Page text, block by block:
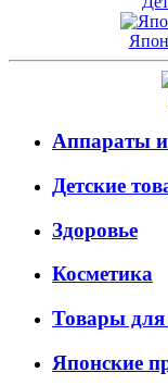
Аппараты
Детские
Здоровье
Косметика
Товары для
Японские